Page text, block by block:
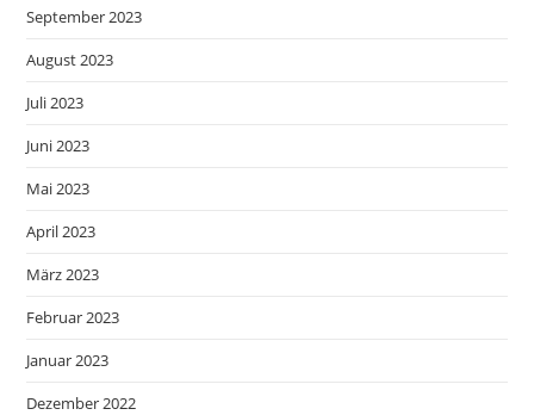
September 2023
August 2023
Juli 2023
Juni 2023
Mai 2023
April 2023
März 2023
Februar 2023
Januar 2023
Dezember 2022